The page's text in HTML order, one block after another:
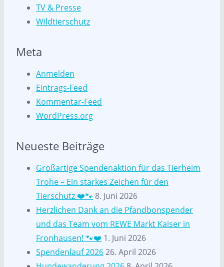
TV & Presse
Wildtierschutz
Meta
Anmelden
Eintrags-Feed
Kommentar-Feed
WordPress.org
Neueste Beiträge
Großartige Spendenaktion für das Tierheim
Trohe – Ein starkes Zeichen für den
Tierschutz ❤️🐾 8. Juni 2026
Herzlichen Dank an die Pfandbonspender
und das Team vom REWE Markt Kaiser in
Fronhausen! 🐾❤️ 1. Juni 2026
Spendenlauf 202626. April 2026